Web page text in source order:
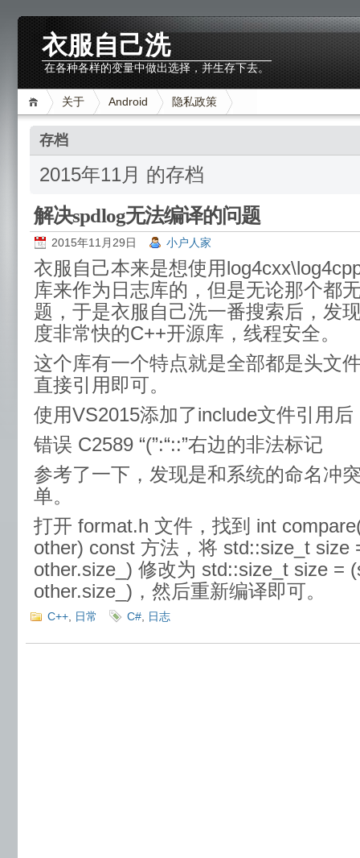
衣服自己洗
在各种各样的变量中做出选择，并生存下去。
关于 Android 隐私政策
存档
2015年11月 的存档
解决spdlog无法编译的问题
2015年11月29日 小户人家
衣服自己本来是想使用
库来作为日志库的，但是无论那个都
题，于是衣服自己洗一番搜索后，发
度非常快的C++开源库，线程安全。
这个库有一个特点就是全部都是头文
直接引用即可。
使用VS2015添加了include文件引用
错误 C2589 “(”:“::”右边的非法标记
参考了一下，发现是和系统的命名冲
单。
打开 format.h 文件，找到 int
other) const 方法，将 std::size_t size
other.size_) 修改为 std::size_t size =
other.size_)，然后重新编译即可。
C++ 日常 C# 日志